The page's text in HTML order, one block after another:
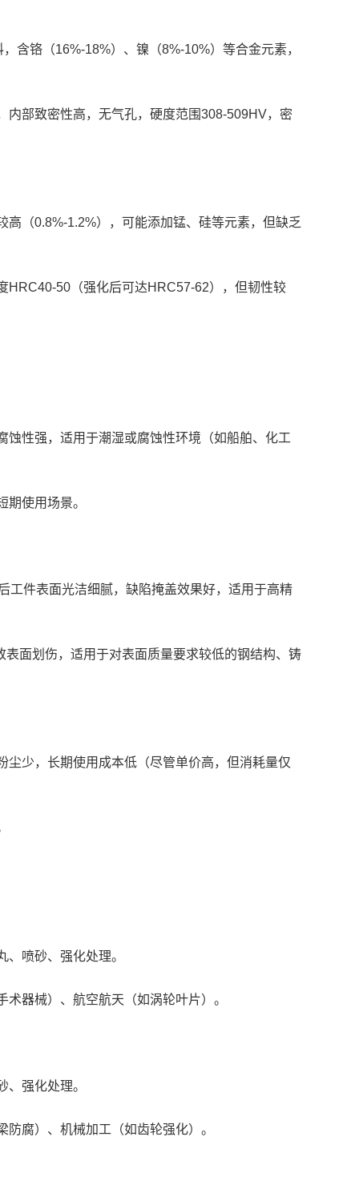
（16%-18%）、镍（8%-10%）等合金元素，
致密性高，无气孔，硬度范围308-509HV，密
0.8%-1.2%），可能添加锰、硅等元素，但缺乏
50（强化后可达HRC57-62），但韧性较
强，适用于潮湿或腐蚀性环境（如船舶、化工
使用场景。
表面光洁细腻，缺陷掩盖效果好，适用于高精
划伤，适用于对表面质量要求较低的钢结构、铸
，长期使用成本低（尽管单价高，但消耗量仅
砂、强化处理。
械）、航空航天（如涡轮叶片）。
强化处理。
）、机械加工（如齿轮强化）。